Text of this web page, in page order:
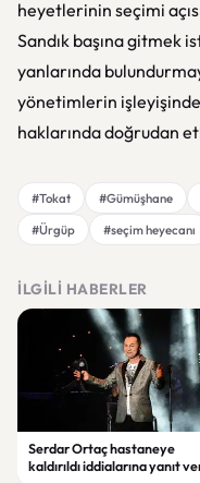
heyetlerinin seçimi
Sandık başına gitmek
yanlarında
yönetimlerin
haklarında doğrudan
#Tokat #Gümüşhane
#Ürgüp
#seçim heyecanı
İLGILI HABERLER
Serdar Ortaç hastaneye
kaldırıldı iddialarına yanıt